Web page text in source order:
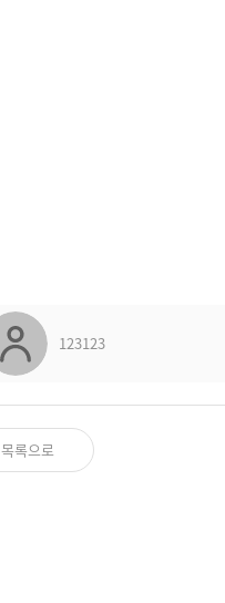
123123
목록으로